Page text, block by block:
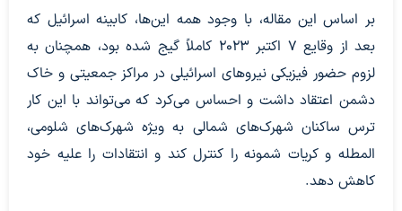
بر اساس این مقاله، با وجود همه این‌ها، کابینه اسرائیل که
بعد از وقایع 7 اکتبر 2023 کاملاً گیج شده بود، همچنان به
لزوم حضور فیزیکی نیروهای اسرائیلی در مراکز جمعیتی و خاک
دشمن اعتقاد داشت و احساس می‌کرد که می‌تواند با این کار
ترس ساکنان شهرک‌های شمالی به ویژه شهرک‌های شلومی،
المطله و کریات شمونه را کنترل کند و انتقادات را علیه خود
کاهش دهد.